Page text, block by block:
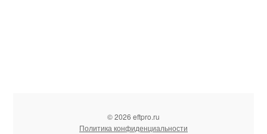
© 2026 eftpro.ru
Политика конфиденциальности